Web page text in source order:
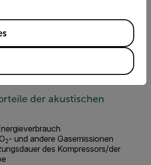
INFO ANFORDERN
der akustischen
2- und andere Gasemissionen
des Kompressors/der